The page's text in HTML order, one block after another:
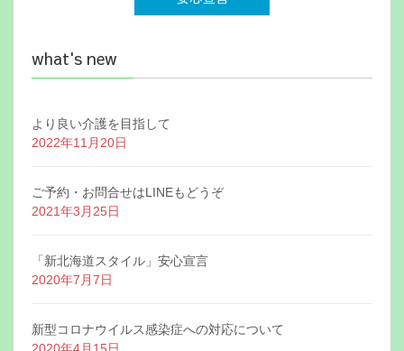
what's new
より良い介護を目指して
2022年11月20日
ご予約・お問合せはLINEもどうぞ
2021年3月25日
「新北海道スタイル」安心宣言
2020年7月7日
新型コロナウイルス感染症への対応について